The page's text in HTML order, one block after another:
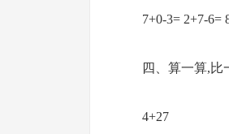
7+0-3= 2+7-6=
四、算一算,比
4+27